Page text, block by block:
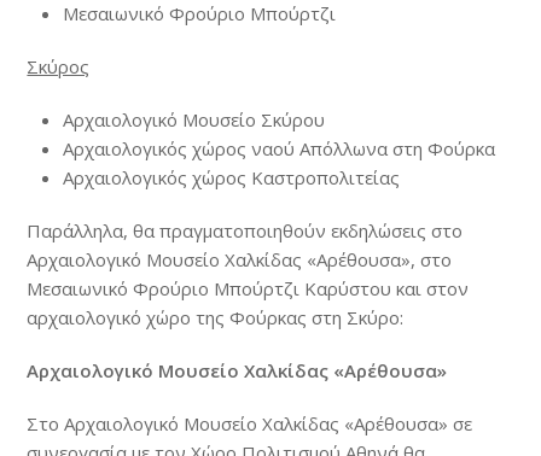
Μεσαιωνικό Φρούριο Μπούρτζι
Σκύρος
Αρχαιολογικό Μουσείο Σκύρου
Αρχαιολογικός χώρος ναού Απόλλωνα στη Φούρκα
Αρχαιολογικός χώρος Καστροπολιτείας
Παράλληλα, θα πραγματοποιηθούν εκδηλώσεις στο
Αρχαιολογικό Μουσείο Χαλκίδας «Αρέθουσα», στο
Μεσαιωνικό Φρούριο Μπούρτζι Καρύστου και στον
αρχαιολογικό χώρο της Φούρκας στη Σκύρο:
Αρχαιολογικό Μουσείο Χαλκίδας «Αρέθουσα»
Στο Αρχαιολογικό Μουσείο Χαλκίδας «Αρέθουσα» σε